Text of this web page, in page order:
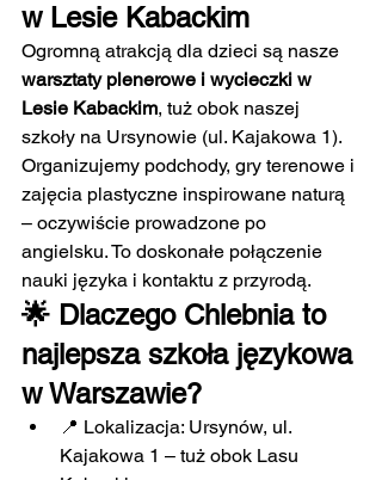
w Lesie Kabackim
Ogromną atrakcją dla dzieci są nasze
warsztaty plenerowe i wycieczki w
Lesie Kabackim, tuż obok naszej
szkoły na Ursynowie (ul. Kajakowa 1).
Organizujemy podchody, gry terenowe i
zajęcia plastyczne inspirowane naturą
– oczywiście prowadzone po
angielsku. To doskonałe połączenie
nauki języka i kontaktu z przyrodą.
🌟 Dlaczego Chlebnia to
najlepsza szkoła językowa
w Warszawie?
📍 Lokalizacja: Ursynów, ul.
Kajakowa 1 – tuż obok Lasu